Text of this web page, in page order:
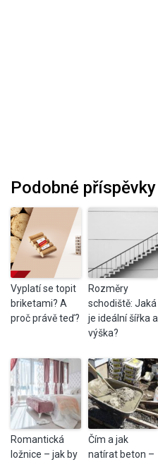
Podobné příspěvky
Vyplatí se topit
briketami? A
proč právě teď?
Rozměry
schodiště: Jaká
je ideální šířka a
výška?
Romantická
ložnice – jak by
Čím a jak
natírat beton –